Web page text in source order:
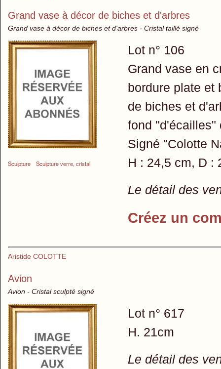
Grand vase à décor de biches et d'arbres
Grand vase à décor de biches et d'arbres - Cristal taillé signé
Sculpture Sculpture verre, cristal
Lot n° 106
Grand vase en
bordure plate et
de biches et
fond "d'écailles"
Signé "Colotte
H : 24,5 cm, D :
Le détail des
Créez un
Aristide COLOTTE
Avion
Avion - Cristal sculpté signé
Lot n° 617
H. 21cm
Le détail des